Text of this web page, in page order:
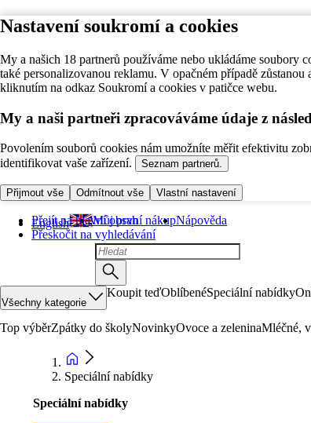
Nastavení soukromí a cookies
My a našich 18 partnerů používáme nebo ukládáme soubory
také personalizovanou reklamu. V opačném případě
kliknutím na odkaz Soukromí a cookies v patičce webu.
My a naši partneři zpracováváme údaje z
Povolením souborů cookies nám umožníte měřit efektivitu
identifikovat vaše zařízení.
Seznam partnerů.
Přijmout vše Odmítnout vše Vlastní nastavení
Přejít na hlavní obsah
Přeskočit na vyhledávání
English Můj první nákupNápověda
Všechny kategorie
Koupit teďOblíbenéSpeciální nabídky
Top výběrZpátky do školyNovinkyOvoce a zeleninaMléčné,
Speciální nabídky
Speciální nabídky